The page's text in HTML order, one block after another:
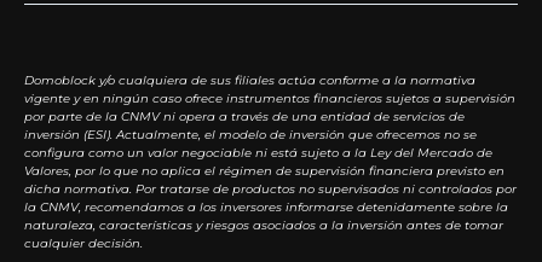
Domoblock y/o cualquiera de sus filiales actúa conforme a la normativa
vigente y en ningún caso ofrece instrumentos financieros sujetos a supervisión
por parte de la CNMV ni opera a través de una entidad de servicios de
inversión (ESI). Actualmente, el modelo de inversión que ofrecemos no se
configura como un valor negociable ni está sujeto a la Ley del Mercado de
Valores, por lo que no aplica el régimen de supervisión financiera previsto en
dicha normativa. Por tratarse de productos no supervisados ni controlados por
la CNMV, recomendamos a los inversores informarse detenidamente sobre la
naturaleza, características y riesgos asociados a la inversión antes de tomar
cualquier decisión.